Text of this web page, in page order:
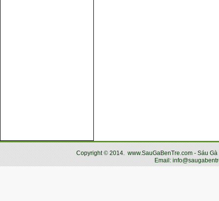
Copyright© 2014. www.SauGaBenTre.com - Sáu
Email: